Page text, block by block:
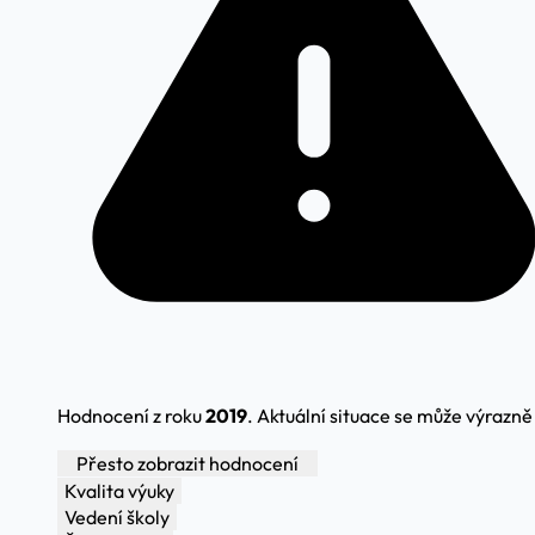
Hodnocení z roku2019. Aktuální situace se může
Přesto zobrazit hodnocení
Kvalita výuky
Vedení školy